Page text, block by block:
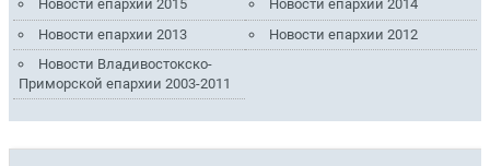
Новости епархии 2015
Новости епархии 2014
Новости епархии 2013
Новости епархии 2012
Новости Владивостокско-
Приморской епархии 2003-2011